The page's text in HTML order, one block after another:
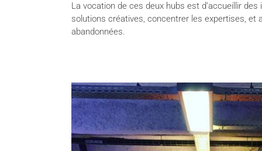
La vocation de ces deux hubs est d’accueillir
solutions créatives, concentrer les expertises, et
abandonnées.